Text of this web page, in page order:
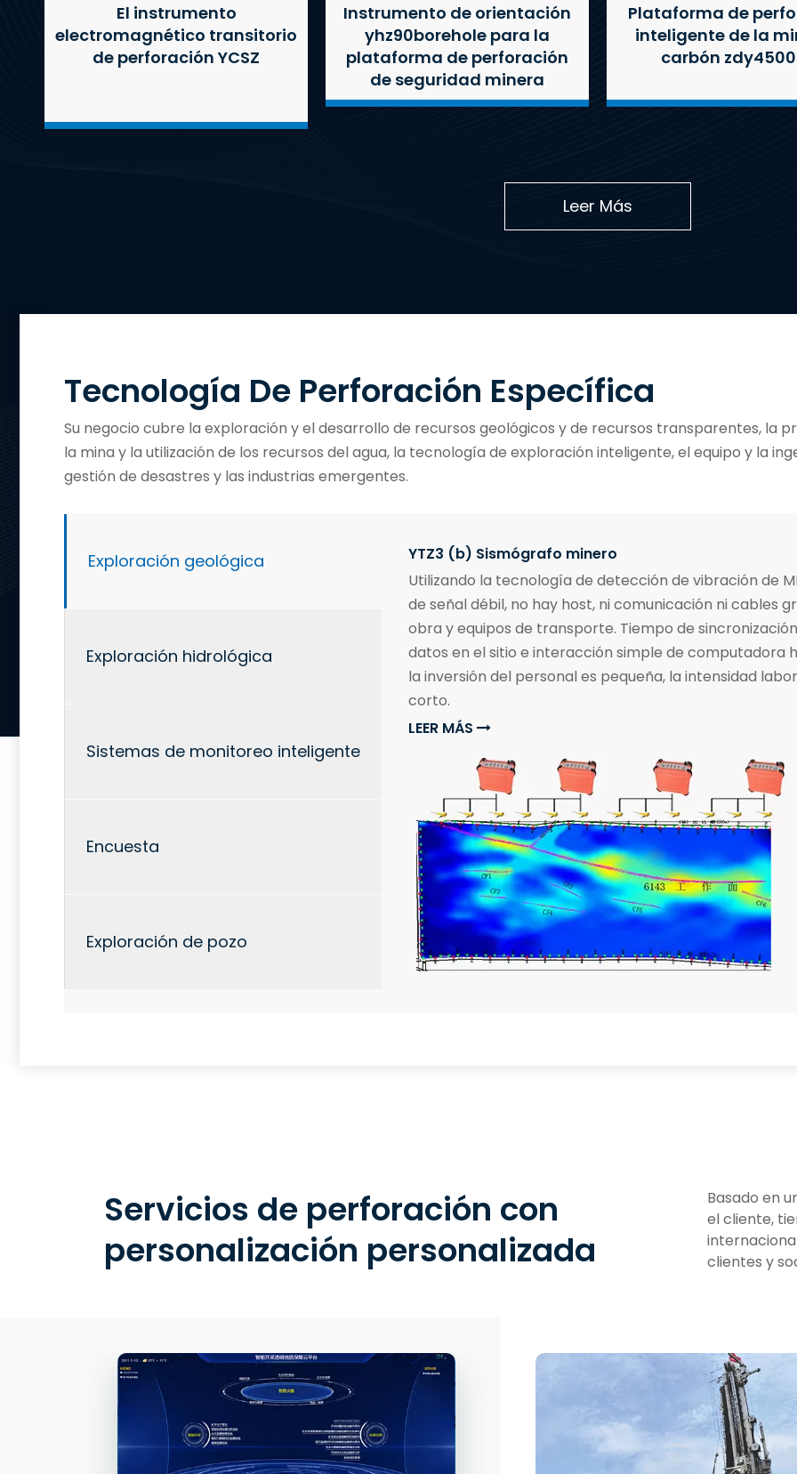
El instrumento
electromagnético transitorio
de perforación YCSZ
Instrumento de orientación
yhz90borehole para la
plataforma de perforación
de seguridad minera
Plataforma de
inteligente de la
carbón
Leer Más
Tecnología De Perforación Específica
Su negocio cubre la exploración y el desarrollo de recursos geológicos y de recursos transparentes, la
la mina y la utilización de los recursos del agua, la tecnología de exploración inteligente, el equipo y la
gestión de desastres y las industrias emergentes.
Exploración geológica
Exploración hidrológica
Sistemas de monitoreo inteligente
Encuesta
Exploración de pozo
YTZ3 (b) Sismógrafo minero
Utilizando la tecnología de detección de vibración de
de señal débil, no hay host, ni comunicación ni cables
obra y equipos de transporte. Tiempo de
datos en el sitio e interacción simple de computadora
la inversión del personal es pequeña, la intensidad
corto.
LEER MÁS 
Servicios de perforación con
personalización personalizada
Basado en
el cliente,
clientes y